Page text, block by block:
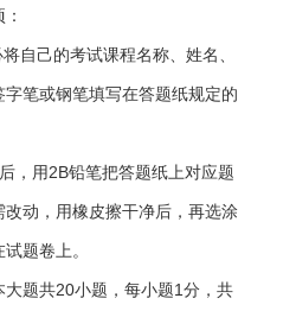
己的考试课程名称、姓名、
笔或钢笔填写在答题纸规定的
用2B铅笔把答题纸上对应题
改动，用橡皮擦干净后，再选涂
题卷上。
题共20小题，每小题1分，共